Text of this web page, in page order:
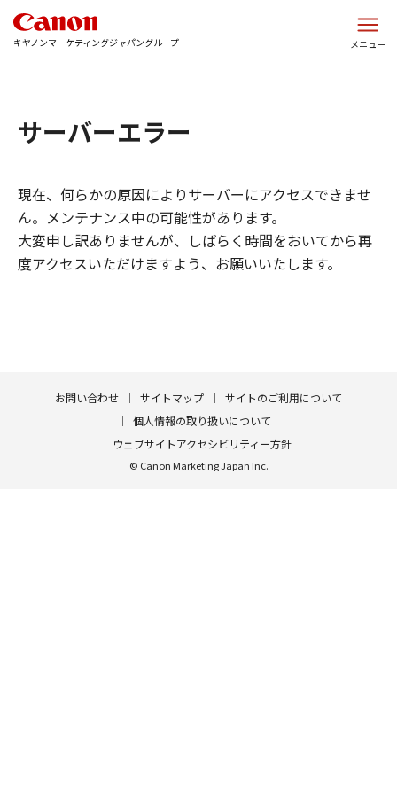
キヤノンマーケティングジャパングループ メニュー
サーバーエラー
現在、何らかの原因によりサーバーにアクセスできませ
ん。メンテナンス中の可能性があります。
大変申し訳ありませんが、しばらく時間をおいてから再
度アクセスいただけますよう、お願いいたします。
お問い合わせ サイトマップ
サイトのご利用について
個人情報の取り扱いについて
ウェブサイトアクセシビリティー方針
© Canon Marketing Japan Inc.